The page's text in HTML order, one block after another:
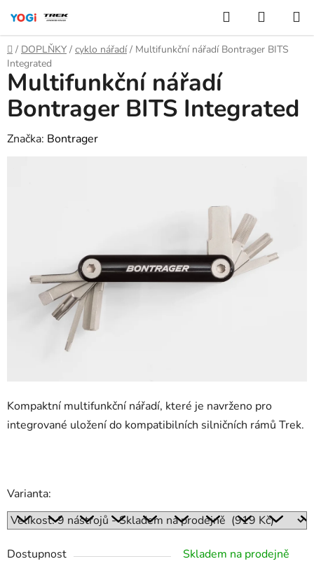
obsah
Hledat
KOŠÍK
Domů
/ DOPLŇKY / cyklo nářadí / Multifunkční nářadí Bontrager BITS
Integrated
Kompaktní multifunkční nářadí, které je navrženo pro
integrované uložení do kompatibilních silničních rámů Trek.
Varianta:
Dostupnost
Skladem na prodejně
Multifunkční nářadí
Bontrager BITS Integrated
Značka: Bontrager